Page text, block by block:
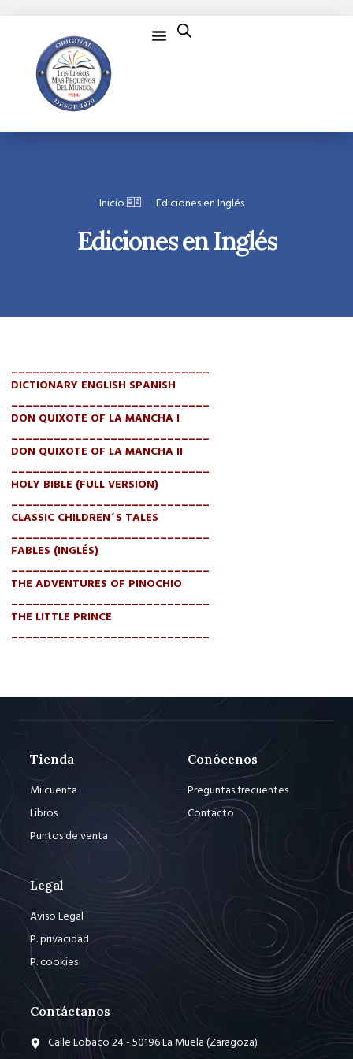
Inicio Ediciones en Inglés
Ediciones en Inglés
____________________________
DICTIONARY ENGLISH SPANISH
____________________________
DON QUIXOTE OF LA MANCHA I
____________________________
DON QUIXOTE OF LA MANCHA II
____________________________
HOLY BIBLE (FULL VERSION)
____________________________
CLASSIC CHILDREN´S TALES
____________________________
FABLES (INGLÉS)
____________________________
THE ADVENTURES OF PINOCHIO
____________________________
THE LITTLE PRINCE
____________________________
Tienda
Mi cuenta
Libros
Puntos de venta
Conócenos
Preguntas frecuentes
Contacto
Legal
Aviso Legal
P. privacidad
P. cookies
Contáctanos
Calle Lobaco 24 - 50196 La Muela (Zaragoza)